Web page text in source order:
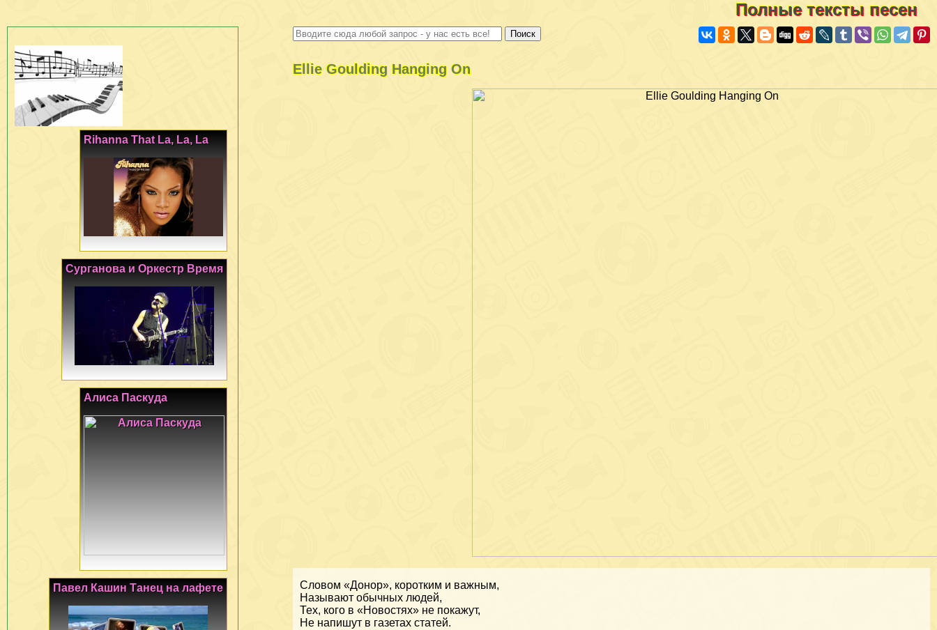
Полные тексты песен
Ellie Goulding Hanging On
Словом «Донор», коротким и важным,
Называют обычных людей,
Тех, кого в «Новостях» не покажут,
Не напишут в газетах статей.
Rihanna That La, La, La
Сурганова и Оркестр Время
Алиса Паскуда
Павел Кашин Танец на лафете